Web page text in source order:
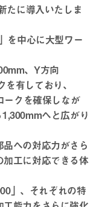
たに導入いたしま
を中心に大型ワー
、Y方向
有しており、
ークを確保しなが
へと広がり
への対応力がさら
加工に対応できる体
」、それぞれの特